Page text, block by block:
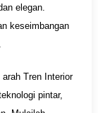
elegan.
keseimbangan
Tren Interior
pintar,